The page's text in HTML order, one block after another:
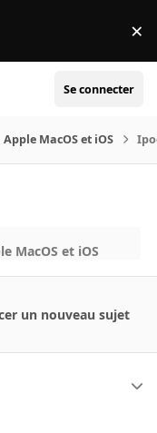
×
Se connecter
Apple MacOS et iOS
MacOS et iOS
un nouveau sujet